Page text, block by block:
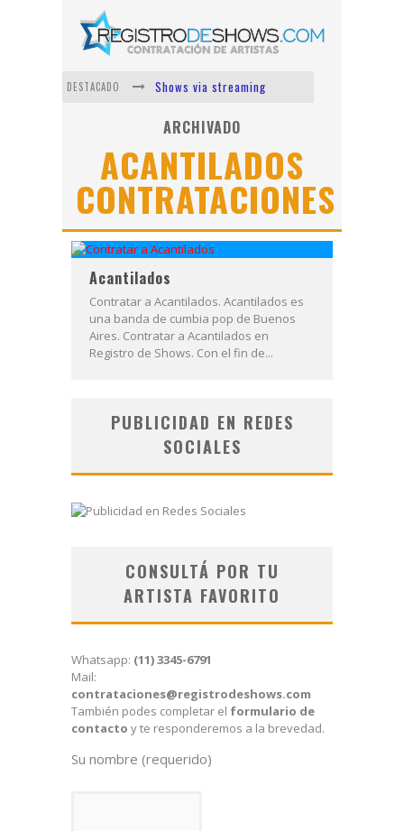
DESTACADO
Shows via streaming
Lit Killah
Nicki Nicole
Duki
Vi Em
Los Ángeles Azules
ARCHIVADO
ACANTILADOS
CONTRATACIONES
Acantilados
Contratar a Acantilados. Acantilados es
una banda de cumbia pop de Buenos
Aires. Contratar a Acantilados en
Registro de Shows. Con el fin de...
PUBLICIDAD EN REDES
SOCIALES
CONSULTÁ POR TU
ARTISTA FAVORITO
Whatsapp: (11) 3345-6791
Mail:
contrataciones@registrodeshows.com
También podes completar el formulario de
contacto y te responderemos a la brevedad.
Su nombre (requerido)